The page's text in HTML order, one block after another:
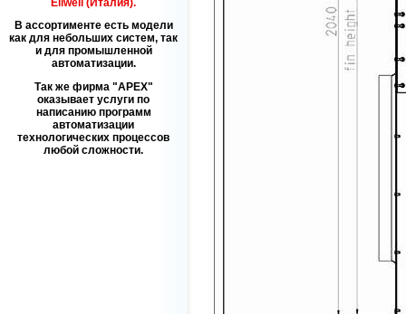
Eliwell (Италия).
В ассортименте есть модели
как для небольших систем, так
и для промышленной
автоматизации.
Так же фирма
APEX
оказывает услуги по
написанию программ
автоматизации
технологических процессов
любой сложности.